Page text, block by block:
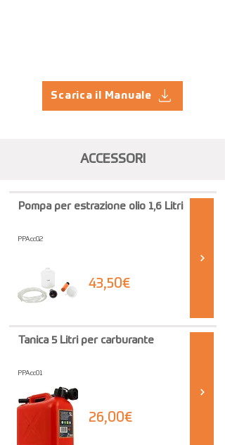
Scarica il Manuale
ACCESSORI
Pompa per estrazione olio 1,6 Litri
PPAcc02
43,50€
Tanica 5 Litri per carburante
PPAcc01
26,00€